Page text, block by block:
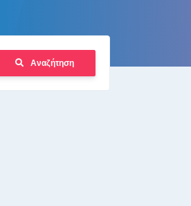
Αναζήτηση